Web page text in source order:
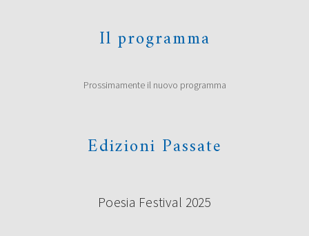
Il programma
Prossimamente il nuovo programma
Edizioni Passate
Poesia Festival 2025